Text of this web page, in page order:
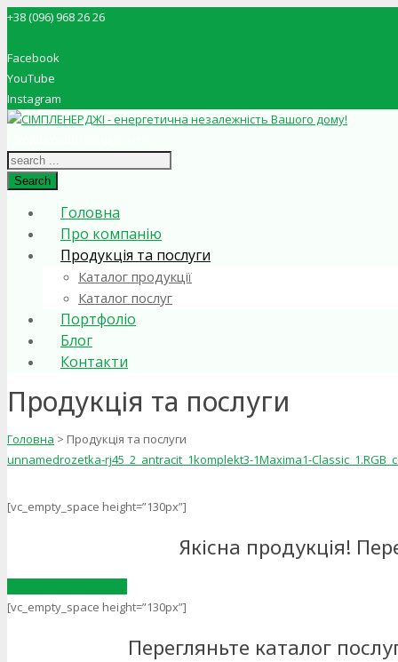
+38 (096) 968 26 26
Facebook
YouTube
Instagram
Search
Головна
Про компанію
Продукція та послуги
Каталог продукції
Каталог послуг
Портфоліо
Блог
Контакти
Продукція та послуги
Головна > Продукція та послуги
unnamedrozetka-rj45_2_antracit_1komplekt3-1Maxima1-
[vc_empty_space height=”130px”]
Якісна продукція!
[vc_empty_space height=”130px”]
Перегляньте каталог